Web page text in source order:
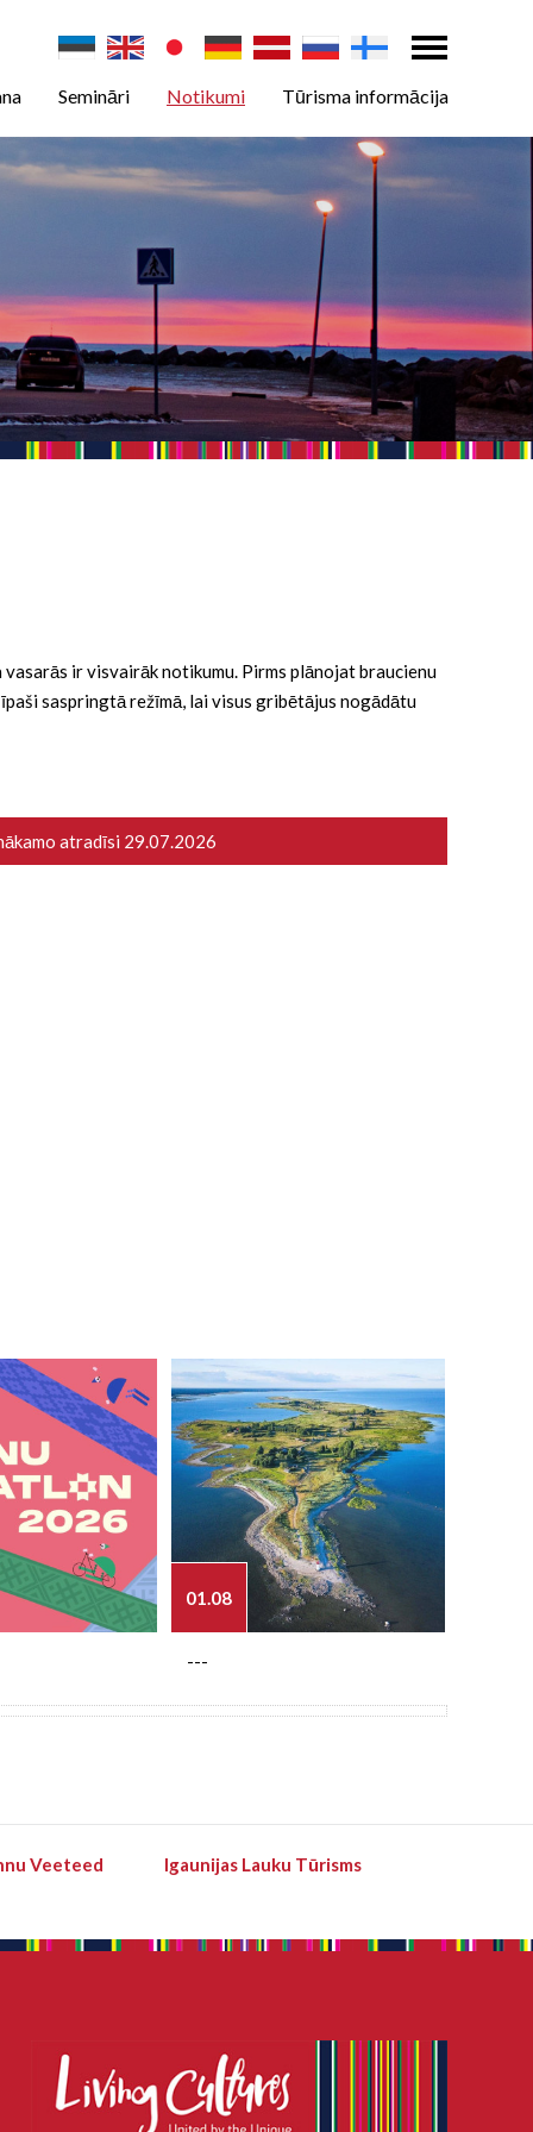
Semināri Notikumi Tūrisma informācija
vasarās ir visvairāk notikumu. Pirms plānojat braucienu
saspringtā režīmā, lai visus gribētājus nogādātu
atradīsi 29.07.2026
01.08
---
Veeteed Igaunijas Lauku Tūrisms